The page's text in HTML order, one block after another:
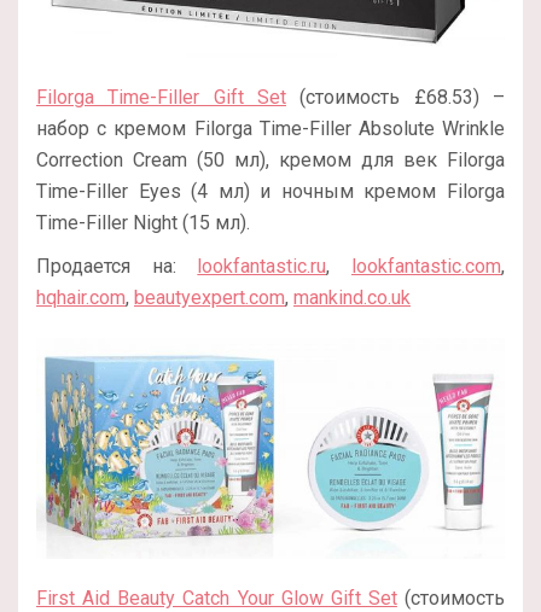
Filorga Time-Filler Gift Set (стоимость £68.53) –
набор с кремом Filorga Time-Filler Absolute Wrinkle
Correction Cream (50 мл), кремом для век Filorga
Time-Filler Eyes (4 мл) и ночным кремом Filorga
Time-Filler Night (15 мл).
Продается на: lookfantastic.ru, lookfantastic.com,
hqhair.com, beautyexpert.com, mankind.co.uk
First Aid Beauty Catch Your Glow Gift Set(стоимость